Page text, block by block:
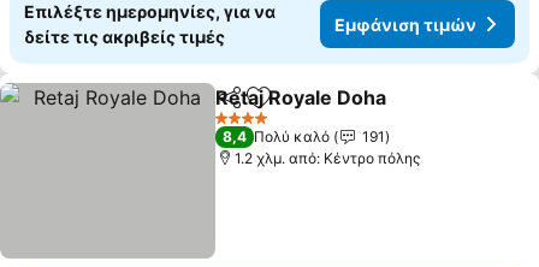
Επιλέξτε ημερομηνίες, για να
δείτε τις ακριβείς τιμές
Εμφάνιση τιμών
Κοινοποίηση
Προσθήκη στα αγαπημένα
Retaj Royale Doha
4 Αστέρια
8,4 Πολύ καλό
191
1.2 χλμ. από: Κέντρο πόλης